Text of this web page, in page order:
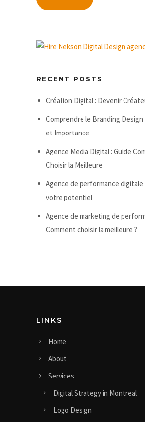
RECENT POSTS
Création Digital : Devenir
Comprendre le Branding
et Importance
Agence Media Digital : Guide
Choisir la Meilleure
Agence de performance digitale
votre potentiel
Agence de marketing de
Comment choisir la meilleure ?
LINKS
Home
About
Services
Digital Strategy in Montreal
Logo Design